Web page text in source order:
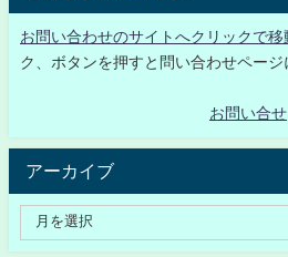
お問い合わせのサイトへクリックで移
ク、ボタンを押すと問い合わせページ
お問い合せ
アーカイブ